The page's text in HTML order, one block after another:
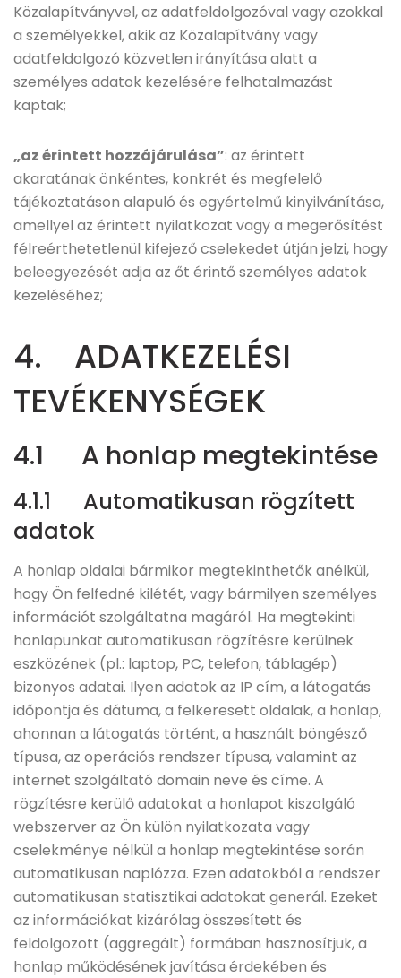
Közalapítványvel, az adatfeldolgozóval vagy azokkal
a személyekkel, akik az Közalapítvány vagy
adatfeldolgozó közvetlen irányítása alatt a
személyes adatok kezelésére felhatalmazást
kaptak;
„az érintett hozzájárulása”: az érintett
akaratának önkéntes, konkrét és megfelelő
tájékoztatáson alapuló és egyértelmű kinyilvánítása,
amellyel az érintett nyilatkozat vagy a megerősítést
félreérthetetlenül kifejező cselekedet útján jelzi, hogy
beleegyezését adja az őt érintő személyes adatok
kezeléséhez;
4. ADATKEZELÉSI
TEVÉKENYSÉGEK
4.1 A honlap megtekintése
4.1.1 Automatikusan rögzített
adatok
A honlap oldalai bármikor megtekinthetők anélkül,
hogy Ön felfedné kilétét, vagy bármilyen személyes
információt szolgáltatna magáról. Ha megtekinti
honlapunkat automatikusan rögzítésre kerülnek
eszközének (pl.: laptop, PC, telefon, táblagép)
bizonyos adatai. Ilyen adatok az IP cím, a látogatás
időpontja és dátuma, a felkeresett oldalak, a honlap,
ahonnan a látogatás történt, a használt böngésző
típusa, az operációs rendszer típusa, valamint az
internet szolgáltató domain neve és címe. A
rögzítésre kerülő adatokat a honlapot kiszolgáló
webszerver az Ön külön nyilatkozata vagy
cselekménye nélkül a honlap megtekintése során
automatikusan naplózza. Ezen adatokból a rendszer
automatikusan statisztikai adatokat generál. Ezeket
az információkat kizárólag összesített és
feldolgozott (aggregált) formában hasznosítjuk, a
honlap működésének javítása érdekében és